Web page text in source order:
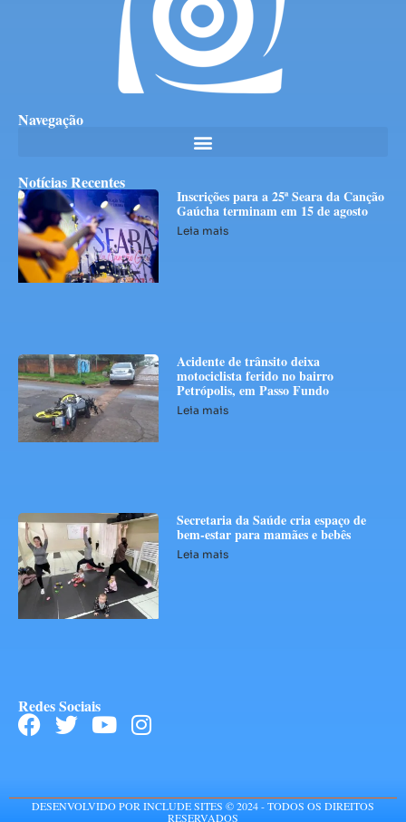
Navegação
Notícias Recentes
Inscrições para a 25ª Seara da Canção
Gaúcha terminam em 15 de agosto
Leia mais
Acidente de trânsito deixa
motociclista ferido no bairro
Petrópolis, em Passo Fundo
Leia mais
Secretaria da Saúde cria espaço de
bem-estar para mamães e bebês
Leia mais
Redes Sociais
DESENVOLVIDO POR INCLUDE SITES © 2024 - TODOS OS DIREITOS
RESERVADOS